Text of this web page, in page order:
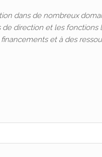
dans de nombreux
de direction et les fonctions
et à des